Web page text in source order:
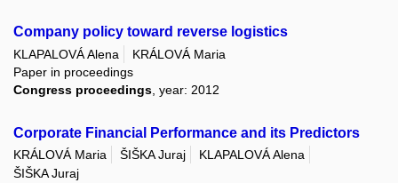
Company policy toward reverse logistics
KLAPALOVÁ Alena
KRÁLOVÁ Maria
Paper in proceedings
Congress proceedings , year: 2012
Corporate Financial Performance and its Predictors
KRÁLOVÁ Maria ŠIŠKA Juraj
KLAPALOVÁ Alena
ŠIŠKA Juraj